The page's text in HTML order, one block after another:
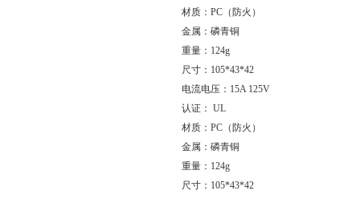
材质：PC（防火）
金属：磷青铜
重量：124g
尺寸：105*43*42
电流电压：15A 125V
认证： UL
材质：PC（防火）
金属：磷青铜
重量：124g
尺寸：105*43*42